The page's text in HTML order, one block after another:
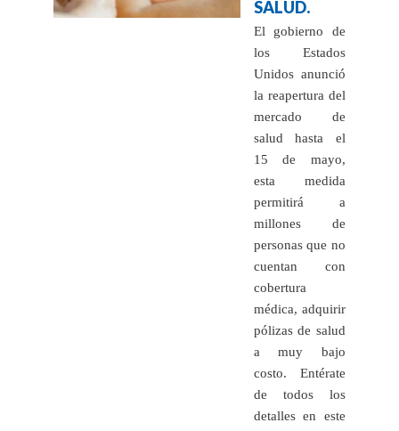
SALUD.
El gobierno de
los Estados
Unidos anunció
la reapertura del
mercado de
salud hasta el
15 de mayo,
esta medida
permitirá a
millones de
personas que no
cuentan con
cobertura
médica, adquirir
pólizas de salud
a muy bajo
costo. Entérate
de todos los
detalles en este